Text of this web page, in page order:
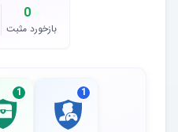
0
بازخورد مثبت
1
1